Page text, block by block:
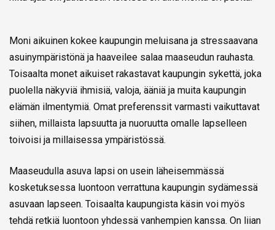
Moni aikuinen kokee kaupungin meluisana ja stressaavana
asuinympäristönä ja haaveilee salaa maaseudun rauhasta.
Toisaalta monet aikuiset rakastavat kaupungin sykettä, joka
puolella näkyviä ihmisiä, valoja, ääniä ja muita kaupungin
elämän ilmentymiä. Omat preferenssit varmasti vaikuttavat
siihen, millaista lapsuutta ja nuoruutta omalle lapselleen
toivoisi ja millaisessa ympäristössä.
Maaseudulla asuva lapsi on usein läheisemmässä
kosketuksessa luontoon verrattuna kaupungin sydämessä
asuvaan lapseen. Toisaalta kaupungista käsin voi myös
tehdä retkiä luontoon yhdessä vanhempien kanssa. On liian